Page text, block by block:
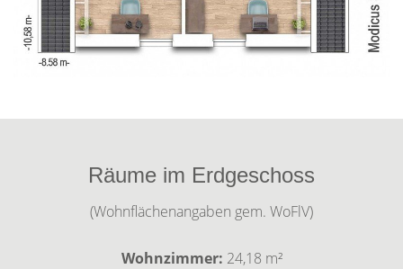
Räume im Erdgeschoss
(Wohnflächenangaben gem. WoFlV)
Wohnzimmer: 24,18 m²